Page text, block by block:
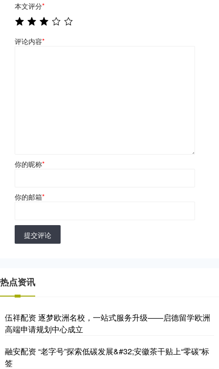
本文评分*
评论内容*
你的昵称*
你的邮箱*
提交评论
热点资讯
伍祥配资 逐梦欧洲名校，一站式服务升级——启德留学欧洲
高端申请规划中心成立
融安配资 “老字号”探索低碳发展&#32;安徽茶干贴上“零碳”标
签